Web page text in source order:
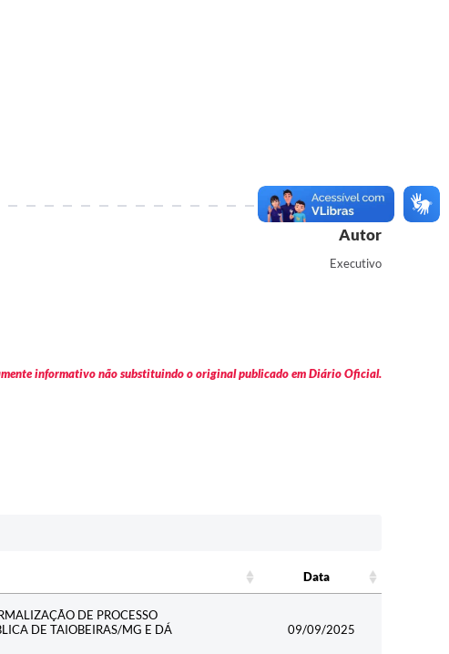
Autor
Executivo
informativo não substituindo o original publicado em Diário Oficial.
Data
DE PROCESSO
DE TAIOBEIRAS/MG E DÁ
09/09/2025